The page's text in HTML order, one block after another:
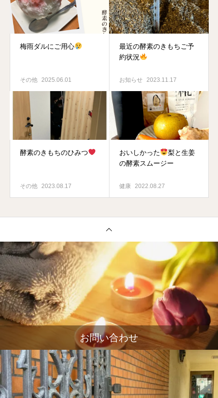
梅雨ダルにご用心
その他 2025.06.01
最近の酵素のきもちご予
約状況
お知らせ 2023.11.17
酵素のきもちのひみつ
その他 2023.08.17
おいしかった
梨と生姜
の酵素スムージー
健康 2022.08.27
お問い合わせ